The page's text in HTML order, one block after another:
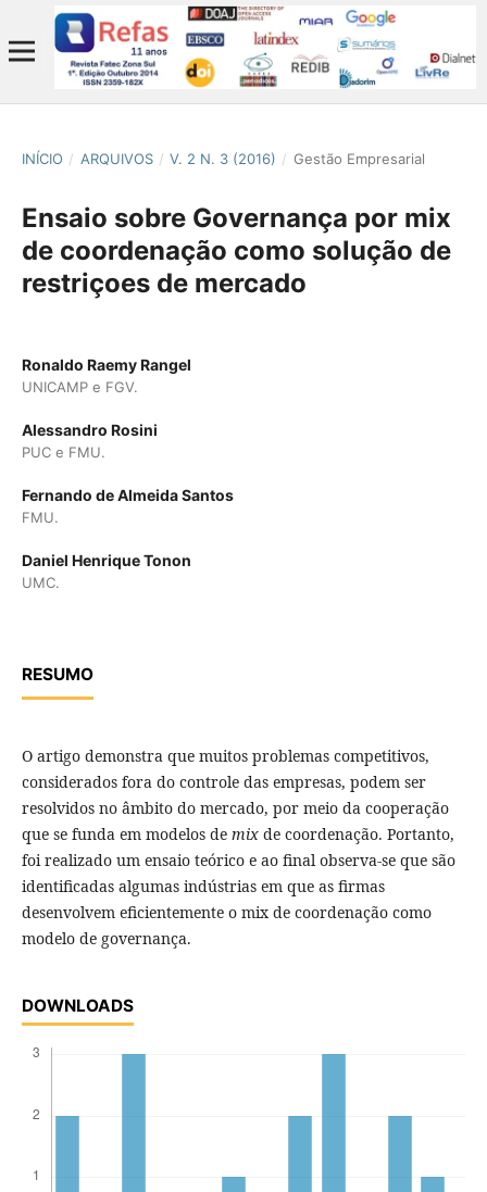
INÍCIO / ARQUIVOS / V. 2 N. 3 (2016) / Gestão Empresarial
Ensaio sobre Governança por mix
de coordenação como solução de
restriçoes de mercado
Ronaldo Raemy Rangel
UNICAMP e FGV.
Alessandro Rosini
PUC e FMU.
Fernando de Almeida Santos
FMU.
Daniel Henrique Tonon
UMC.
RESUMO
O artigo demonstra que muitos problemas competitivos,
considerados fora do controle das empresas, podem ser
resolvidos no âmbito do mercado, por meio da cooperação
que se funda em modelos de mixde coordenação. Portanto,
foi realizado um ensaio teórico e ao final observa-se que são
identificadas algumas indústrias em que as firmas
desenvolvem eficientemente o mix de coordenação como
modelo de governança.
DOWNLOADS